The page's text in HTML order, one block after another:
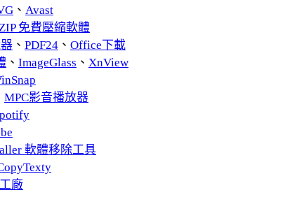
、 Avast
免費壓縮軟體
、 PDF24、 Office下載
、 ImageGlass 、 XnView
MPC影音播放器
軟體移除工具
廠